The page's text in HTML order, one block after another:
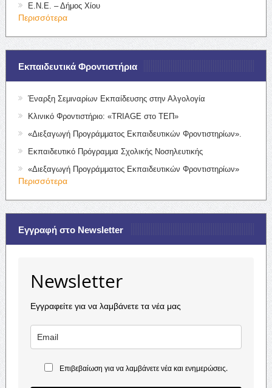
Ε.Ν.Ε. – Δήμος Χίου
Περισσότερα
Εκπαιδευτικά Φροντιστήρια
Έναρξη Σεμιναρίων Εκπαίδευσης στην Αλγολογία
Κλινικό Φροντιστήριο: «TRIAGE στο ΤΕΠ»
«Διεξαγωγή Προγράμματος Εκπαιδευτικών Φροντιστηρίων».
Εκπαιδευτικό Πρόγραμμα Σχολικής Νοσηλευτικής
«Διεξαγωγή Προγράμματος Εκπαιδευτικών Φροντιστηρίων»
Περισσότερα
Εγγραφή στο Newsletter
Newsletter
Εγγραφείτε για να λαμβάνετε τα νέα μας
Επιβεβαίωση για να λαμβάνετε νέα και ενημερώσεις.